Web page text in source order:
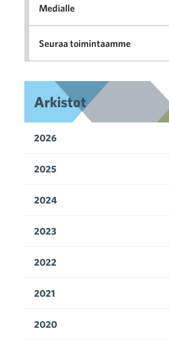
Medialle
Seuraa toimintaamme
Arkistot
2026
2025
2024
2023
2022
2021
2020